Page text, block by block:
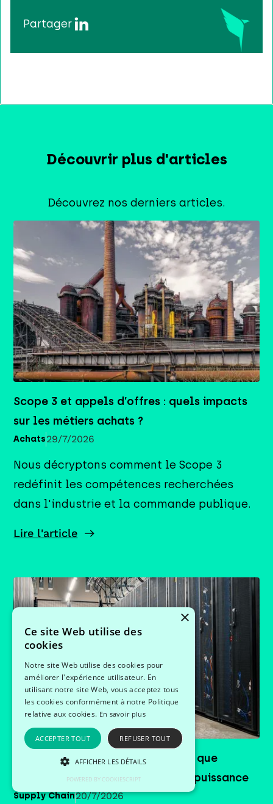
Partager
Découvrir plus d'articles
Découvrez nos derniers articles.
Scope 3 et appels d’offres : quels impacts
sur les métiers achats ?
Achats29/7/2026
Nous décryptons comment le Scope 3
redéfinit les compétences recherchées
dans l'industrie et la commande publique.
Lire l'article
Profils data en Supply Chain : ce que
change vraiment leur montée en puissance
Supply Chain20/7/2026
×
Ce site Web utilise des
cookies
Notre site Web utilise des cookies pour
améliorer l'expérience utilisateur. En
utilisant notre site Web, vous acceptez tous
les cookies conformément à notre Politique
relative aux cookies. En savoir plus
ACCEPTER TOUT REFUSER TOUT
AFFICHER LES DÉTAILS
POWERED BY COOKIESCRIPT